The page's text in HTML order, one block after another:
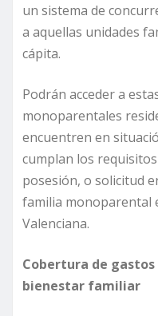
un sistema de
a aquellas unidades
cápita.
Podrán acceder a
monoparentales
encuentren en
cumplan los
posesión, o solicitud
familia monoparental
Valenciana.
Cobertura de
bienestar familiar